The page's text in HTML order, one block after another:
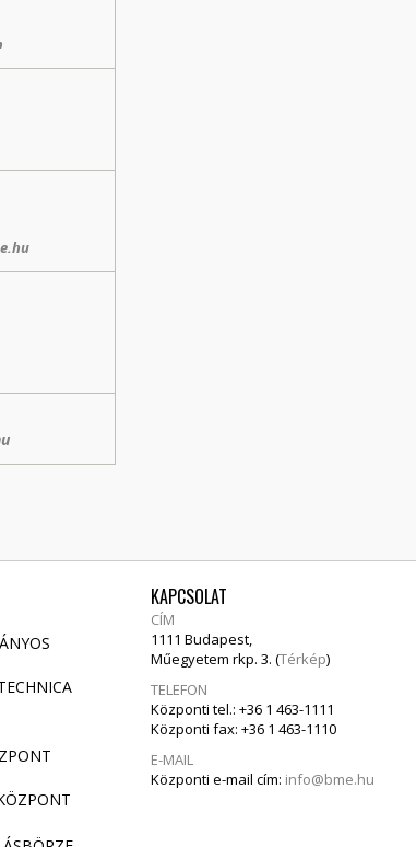
KAPCSOLAT
CÍM
1111 Budapest,
Műegyetem rkp. 3. (Térkép)
TELEFON
Központi tel.: +36 1 463-1111
Központi fax: +36 1 463-1110
E-MAIL
Központi e-mail cím: info@bme.hu